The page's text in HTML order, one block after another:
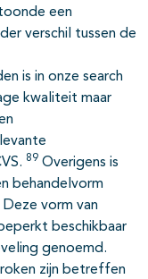
een
verschil tussen de
is in onze search
kwaliteit maar
89 Overigens is
behandelvorm
vorm van
beschikbaar
genoemd.
zijn betreffen